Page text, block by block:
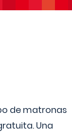
de matronas
Una